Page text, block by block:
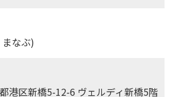
なぶ)
港区新橋5-12-6 ヴェルディ新橋5階